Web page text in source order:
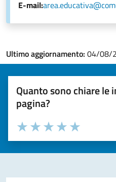
E-mail:
Ultimo aggiornamento: 04/08/
Quanto sono chiare
pagina?
Valuta la chiarezza delle
Seleziona il numero di
Valuta 5
Valuta 4 stelle
Valuta 3 stelle su 5
Valuta 2 stelle su 5
Valuta 1 stelle su 5